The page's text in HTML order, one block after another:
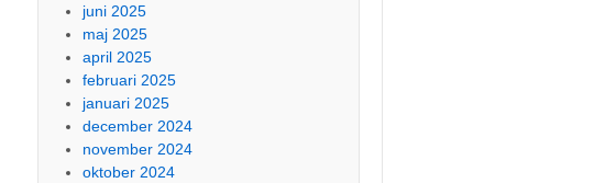
juni 2025
maj 2025
april 2025
februari 2025
januari 2025
december 2024
november 2024
oktober 2024